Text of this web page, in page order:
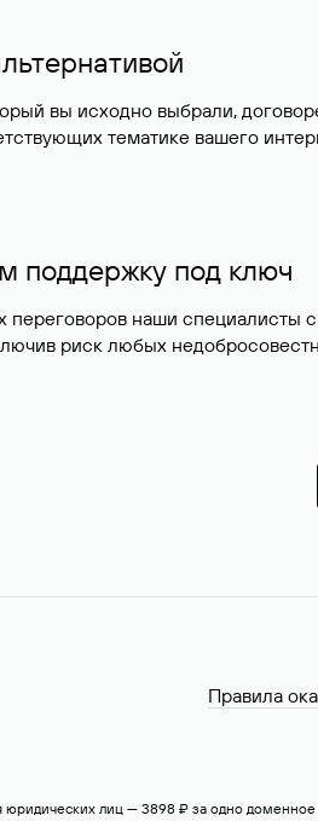
вы исходно выбрали,
тематике вашего
поддержку под ключ
переговоров наши специалисты
риск любых
Правила
юридических лиц — 3898 ₽ за одно